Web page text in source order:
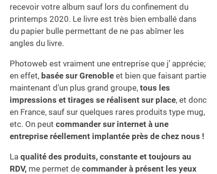
recevoir votre album sauf lors du confinement du
printemps 2020. Le livre est très bien emballé dans
du papier bulle permettant de ne pas abîmer les
angles du livre.
Photoweb est vraiment une entreprise que j’ apprécie;
en effet, basée sur Grenoble et bien que faisant partie
maintenant d’un plus grand groupe, tous les
impressions et tirages se réalisent sur place, et donc
en France, sauf sur quelques rares produits type mug,
etc. On peut commander sur internet à une
entreprise réellement implantée près de chez nous !
La qualité des produits, constante et toujours au
RDV, me permet de commander à présent les yeux